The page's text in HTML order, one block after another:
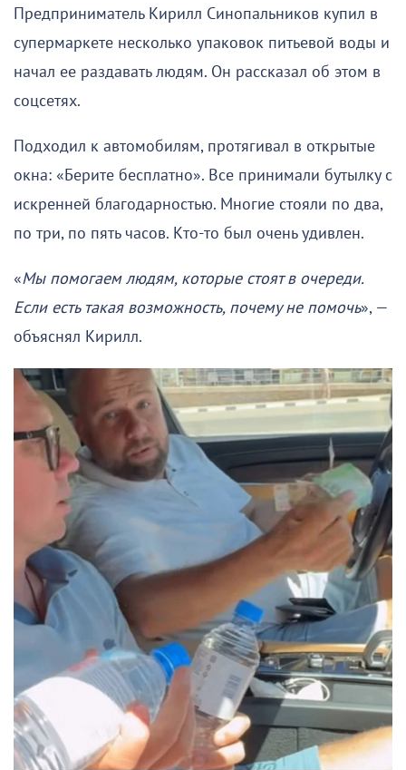
Предприниматель Кирилл Синопальников купил в
супермаркете несколько упаковок питьевой воды и
начал ее раздавать людям. Он рассказал об этом в
соцсетях.
Подходил к автомобилям, протягивал в открытые
окна: «Берите бесплатно». Все принимали бутылку с
искренней благодарностью. Многие стояли по два,
по три, по пять часов. Кто-то был очень удивлен.
«Мы помогаем людям, которые стоят в очереди.
Если есть такая возможность, почему не помочь», —
объяснял Кирилл.